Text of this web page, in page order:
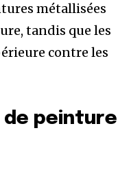
métallisées
tandis que les
contre les
de peinture